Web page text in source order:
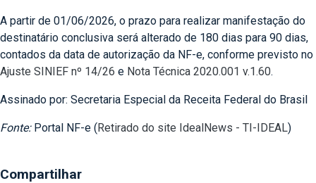
A partir de 01/06/2026, o prazo para realizar manifestação do
destinatário conclusiva será alterado de 180 dias para 90 dias,
contados da data de autorização da NF-e, conforme previsto no
Ajuste SINIEF nº 14/26 e Nota Técnica 2020.001 v.1.60.
Assinado por: Secretaria Especial da Receita Federal do Brasil
Fonte:Portal NF-e (Retirado do site IdealNews - TI-IDEAL)
Compartilhar